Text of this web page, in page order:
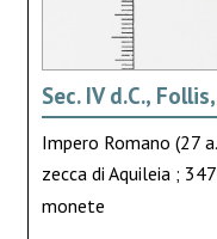
Sec. IV d.C.,
Impero Romano (27
zecca di Aquileia ;
monete